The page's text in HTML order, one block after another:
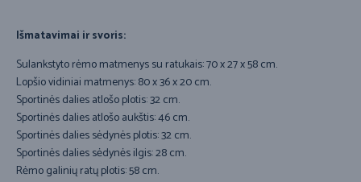
Išmatavimai ir svoris:
Sulankstyto rėmo matmenys su ratukais: 70 x 27 x 58 cm.
Lopšio vidiniai matmenys: 80 x 36 x 20 cm.
Sportinės dalies atlošo plotis: 32 cm.
Sportinės dalies atlošo aukštis: 46 cm.
Sportinės dalies sėdynės plotis: 32 cm.
Sportinės dalies sėdynės ilgis: 28 cm.
Rėmo galinių ratų plotis: 58 cm.